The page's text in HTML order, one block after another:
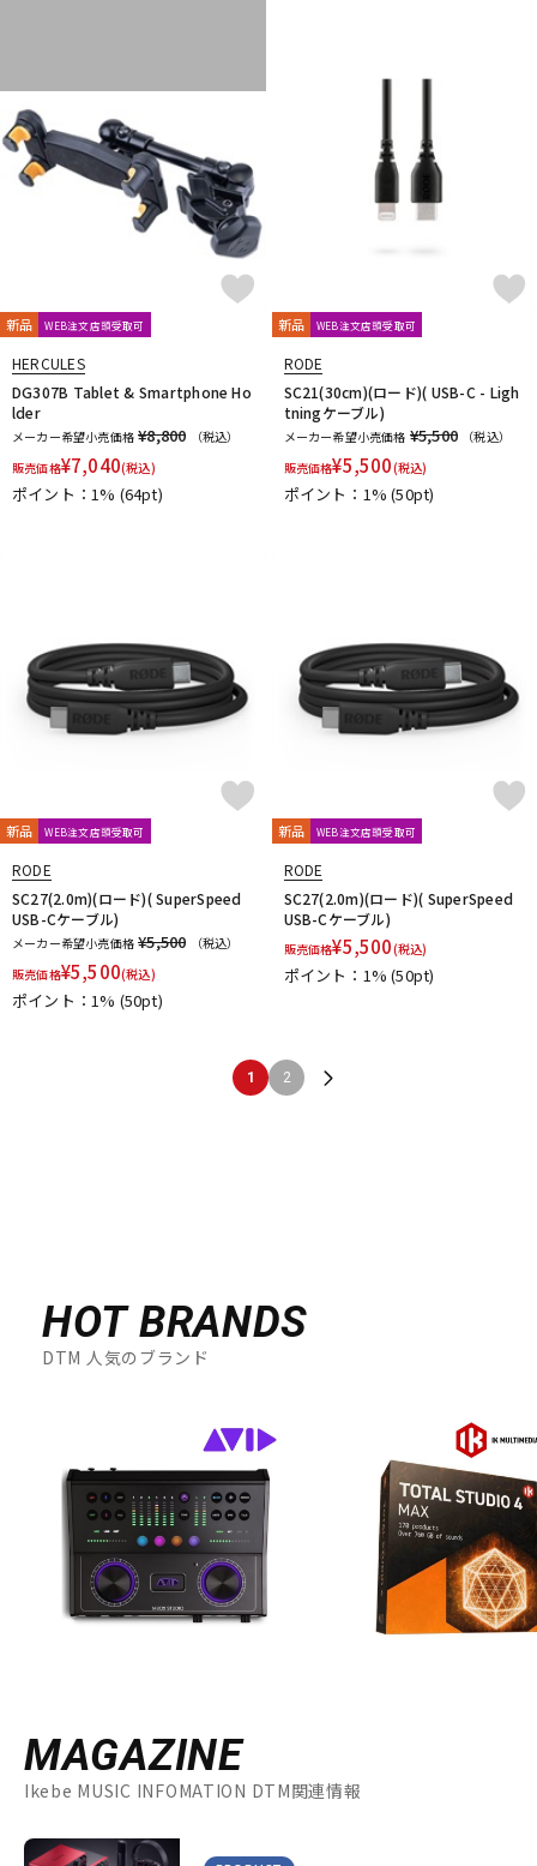
新品 WEB注文店頭受取可
HERCULES
DG307B Tablet & Smartphone Ho
lder
メーカー希望小売価格 ¥8,800
（税込）
販売価格¥7,040(税込)
ポイント：1% (64pt)
新品 WEB注文店頭受取可
RODE
SC21(30cm)(ロード)( USB-C - Ligh
tningケーブル)
メーカー希望小売価格 ¥5,500
（税込）
販売価格¥5,500(税込)
ポイント：1%(50pt)
新品 WEB注文店頭受取可
RODE
SC27(2.0m)(ロード)( SuperSpeed
USB-Cケーブル)
メーカー希望小売価格 ¥5,500
（税込）
販売価格¥5,500(税込)
ポイント：1% (50pt)
新品 WEB注文店頭受取可
RODE
SC27(2.0m)(ロード)( SuperSpeed
USB-Cケーブル)
販売価格¥5,500(税込)
ポイント：1%(50pt)
1 2
HOT BRANDS
DTM 人気のブランド
MAGAZINE
Ikebe MUSIC INFOMATION DTM関連情報